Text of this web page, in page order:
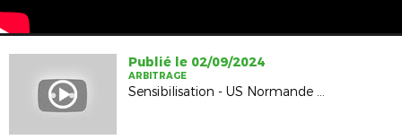
Publié le 02/09/2024
ARBITRAGE
Sensibilisation - US Normande - 26 août 2024